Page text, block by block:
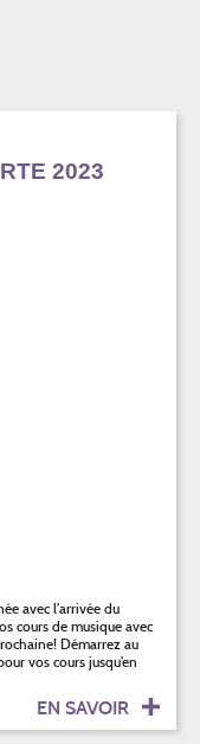
2023
avec l’arrivée du
cours de musique avec
Démarrez au
vos cours jusqu’en
EN SAVOIR